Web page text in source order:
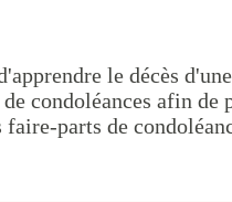
le décès
condoléances afin
parts de